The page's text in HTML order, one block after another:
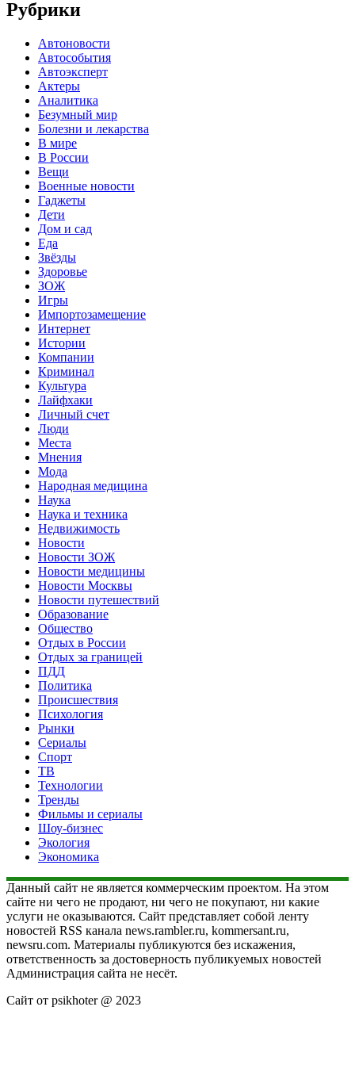
Рубрики
Автоновости
Автособытия
Автоэксперт
Актеры
Аналитика
Безумный мир
Болезни и лекарства
В мире
В России
Вещи
Военные новости
Гаджеты
Дети
Дом и сад
Еда
Звёзды
Здоровье
ЗОЖ
Игры
Импортозамещение
Интернет
Истории
Компании
Криминал
Культура
Лайфхаки
Личный счет
Люди
Места
Мнения
Мода
Народная медицина
Наука
Наука и техника
Недвижимость
Новости
Новости ЗОЖ
Новости медицины
Новости Москвы
Новости путешествий
Образование
Общество
Отдых в России
Отдых за границей
ПДД
Политика
Происшествия
Психология
Рынки
Сериалы
Спорт
ТВ
Технологии
Тренды
Фильмы и сериалы
Шоу-бизнес
Экология
Экономика
Данный сайт не является коммерческим проектом. На этом
сайте ни чего не продают, ни чего не покупают, ни какие
услуги не оказываются. Сайт представляет собой ленту
новостей RSS канала news.rambler.ru, kommersant.ru,
newsru.com. Материалы публикуются без искажения,
ответственность за достоверность публикуемых новостей
Администрация сайта не несёт.
Сайт от psikhoter @ 2023